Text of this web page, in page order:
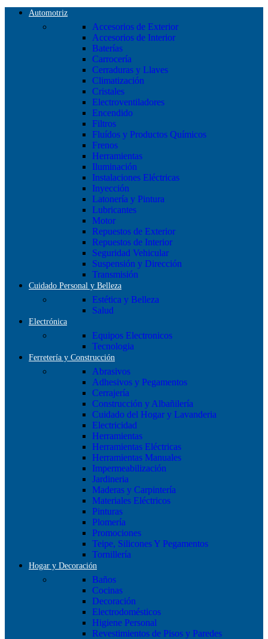
Automotriz
Accesorios de Exterior
Accesorios de Interior
Baterías
Carrocería
Cerraduras y Llaves
Climatización
Cristales
Electroventiladores
Encendido
Filtros
Fluídos y Productos Químicos
Frenos
Herramientas
Iluminación
Instalaciones Eléctricas
Inyección
Latonería y Pintura
Lubricantes
Motor
Repuestos de Exterior
Repuestos de Interior
Seguridad Vehicular
Suspensión y Dirección
Transmisión
Cuidado Personal y Belleza
Estética y Belleza
Salud
Electrónica
Equipos Electronicos
Tecnologia
Ferretería y Construcción
Abrasivos
Adhesivos y Pegamentos
Cerrajería
Construcción y Albañilería
Cuidado del Hogar y Lavanderia
Electricidad
Herramientas
Herramientas Eléctricas
Herramientas Manuales
Impermeabilización
Jardineria
Maderas y Carpintería
Materiales Eléctricos
Pinturas
Plomería
Promociones
Teipe, Silicones Y Pegamentos
Tornillería
Hogar y Decoración
Baños
Cocinas
Decoración
Electrodomésticos
Higiene Personal
Revestimientos de Pisos y Paredes